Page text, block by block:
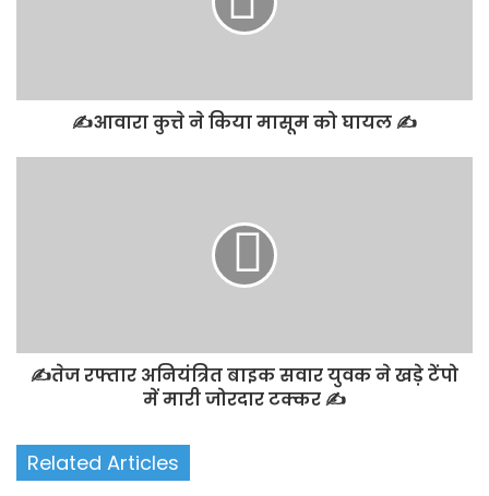
✍️आवारा कुत्ते ने किया मासूम को घायल ✍️
✍️तेज रफ्तार अनियंत्रित बाइक सवार युवक ने खड़े टेंपो
में मारी जोरदार टक्कर ✍️
Related Articles